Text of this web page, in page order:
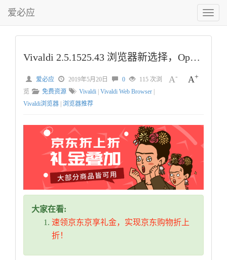
切
换
菜
爱必应
Vivaldi 2.5.1525.43 浏览器新选择，Opera 开发者的后续之作，使用者至上完美表现
A- A+
爱必应 2019年5月20日 0
115 次浏
览
免费资源 Vivaldi Vivaldi Web Browser
Vivaldi浏览器 浏览器推荐
大家在看:
速领京东京享礼金，实现京东购物折上
折！